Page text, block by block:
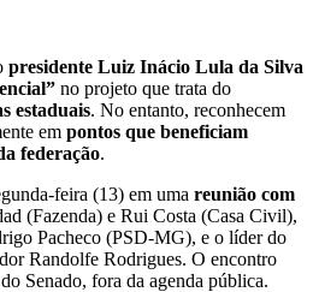
presidente Luiz Inácio Lula da Silva
no projeto que trata do
estaduais. No entanto, reconhecem
em pontos que beneficiam
federação.
feira (13) em uma reunião com
(Fazenda) e Rui Costa (Casa Civil),
Pacheco (PSD-MG), e o líder do
Randolfe Rodrigues. O encontro
Senado, fora da agenda pública.